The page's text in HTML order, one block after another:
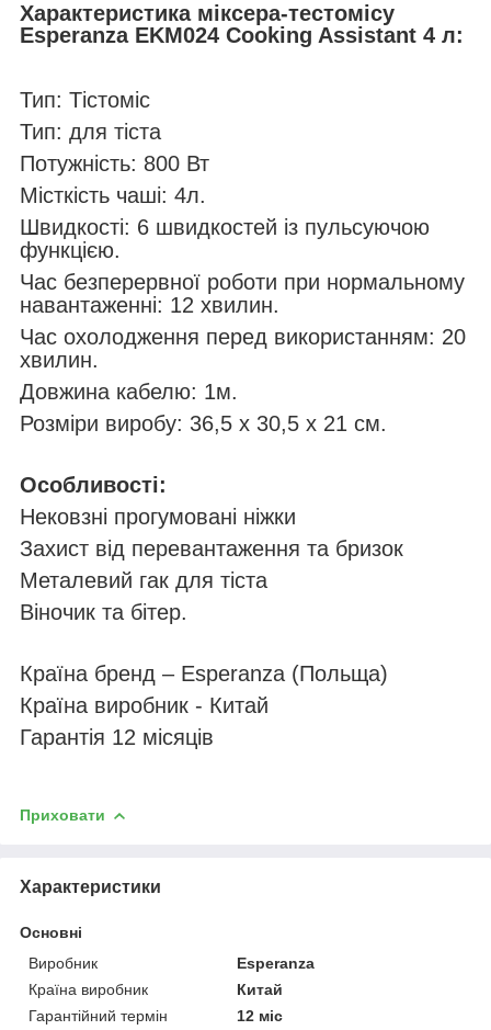
Характеристика міксера-тестомісу
Esperanza EKM024 Cooking Assistant 4 л:
Тип: Тістоміс
Тип: для тіста
Потужність: 800 Вт
Місткість чаші: 4л.
Швидкості: 6 швидкостей із пульсуючою
функцією.
Час безперервної роботи при нормальному
навантаженні: 12 хвилин.
Час охолодження перед використанням: 20
хвилин.
Довжина кабелю: 1м.
Розміри виробу: 36,5 х 30,5 х 21 см.
Особливості:
Нековзні прогумовані ніжки
Захист від перевантаження та бризок
Металевий гак для тіста
Віночик та бітер.
Країна бренд – Esperanza (Польща)
Країна виробник - Китай
Гарантія 12 місяців
Приховати
Характеристики
Основні
Виробник
Esperanza
Країна виробник
Китай
Гарантійний термін
12 міс